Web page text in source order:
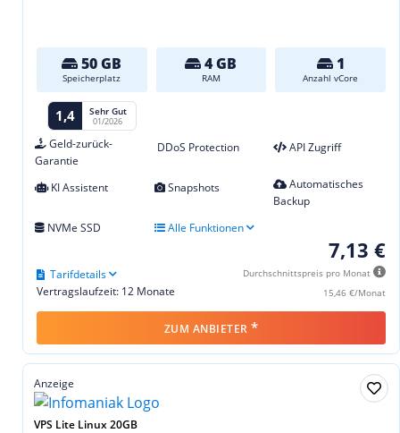
50 GB
Speicherplatz
4 GB
RAM
1
Anzahl vCore
1,4 Sehr Gut
01/2026
Geld-zurück-
Garantie
DDoS Protection API Zugriff
KI Assistent Snapshots
Automatisches
Backup
NVMe SSD
Alle Funktionen
7,13 €
Durchschnittspreis pro Monat
15,46 €/Monat
Vertragslaufzeit: 12 Monate
Tarifdetails
ZUM ANBIETER *
Anzeige
VPS Lite Linux 20GB